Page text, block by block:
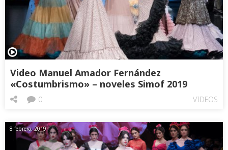
Video Manuel Amador Fernández
«Costumbrismo» – noveles Simof 2019
VIDEOS
0
8 febrero, 2019